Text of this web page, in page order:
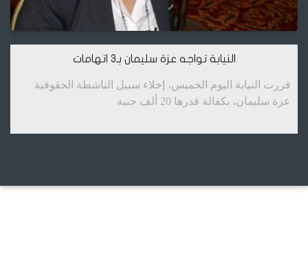
النيابة تواجه عزة سليمان بـ3 اتهامات
قررت النيابة اليوم الخميس، إخلاء سبيل الناشطة الحقوقية
عزة سليمان، بكفالة قدرها 20 ألف جنية